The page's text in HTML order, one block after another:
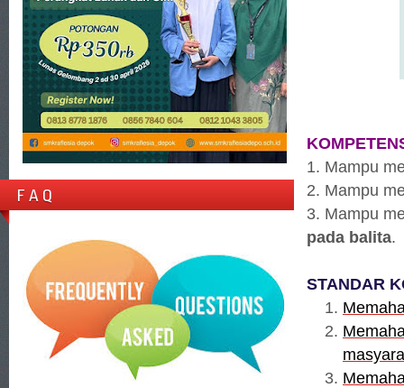
F A Q
1. Mampu
2. Mampu
3. Mampu
pada balita.
STANDAR